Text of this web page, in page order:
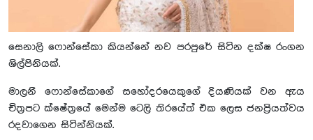
සෙනාලි ෆොන්සේකා කියන්නේ නව පරපුරේ සිටින දක්ෂ රංගන
ශිල්පිනියක්.
මාලනී ෆොන්සේකාගේ සහෝදරයෙකුගේ දියණියක් වන ඇය
චිත්‍රපට ක්ෂේත්‍රයේ මෙන්ම ටෙලි තිරයේත් එක ලෙස ජනප්‍රියත්වය
රදවාගෙන සිටින්නියක්.